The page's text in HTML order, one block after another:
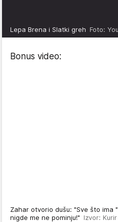
Lepa Brena i Slatki greh Foto:
Bonus video:
Zahar otvorio dušu: "Sve što ima
nigde me ne pominju!" Izvor: